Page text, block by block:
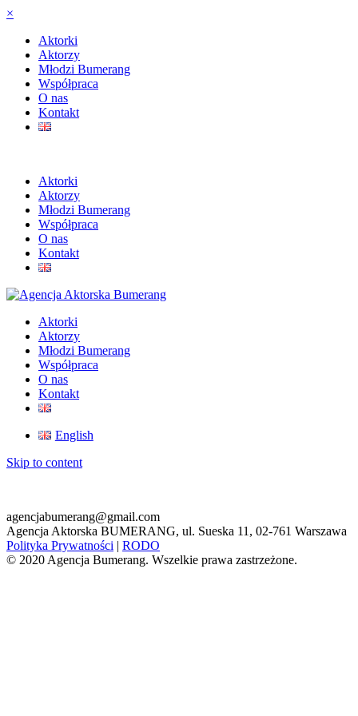
×
Aktorki
Aktorzy
Młodzi Bumerang
Współpraca
O nas
Kontakt
Aktorki
Aktorzy
Młodzi Bumerang
Współpraca
O nas
Kontakt
Aktorki
Aktorzy
Młodzi Bumerang
Współpraca
O nas
Kontakt
English
Skip to content
agencjabumerang@gmail.com
Agencja Aktorska BUMERANG, ul. Sueska 11, 02-761 Warszawa
Polityka Prywatności | RODO
© 2020 Agencja Bumerang. Wszelkie prawa zastrzeżone.